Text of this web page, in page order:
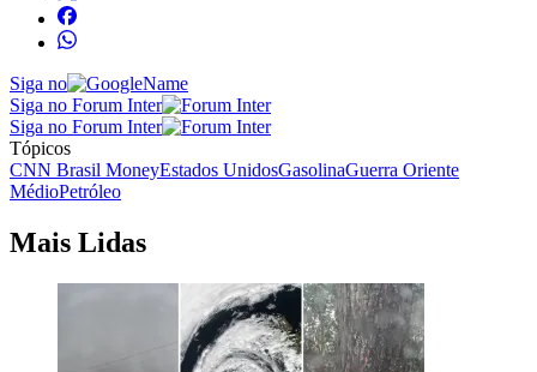
Siga no
Siga no Forum Inter
Siga no Forum Inter
Tópicos
CNN Brasil MoneyEstados UnidosGasolinaGuerra Oriente
MédioPetróleo
Mais Lidas